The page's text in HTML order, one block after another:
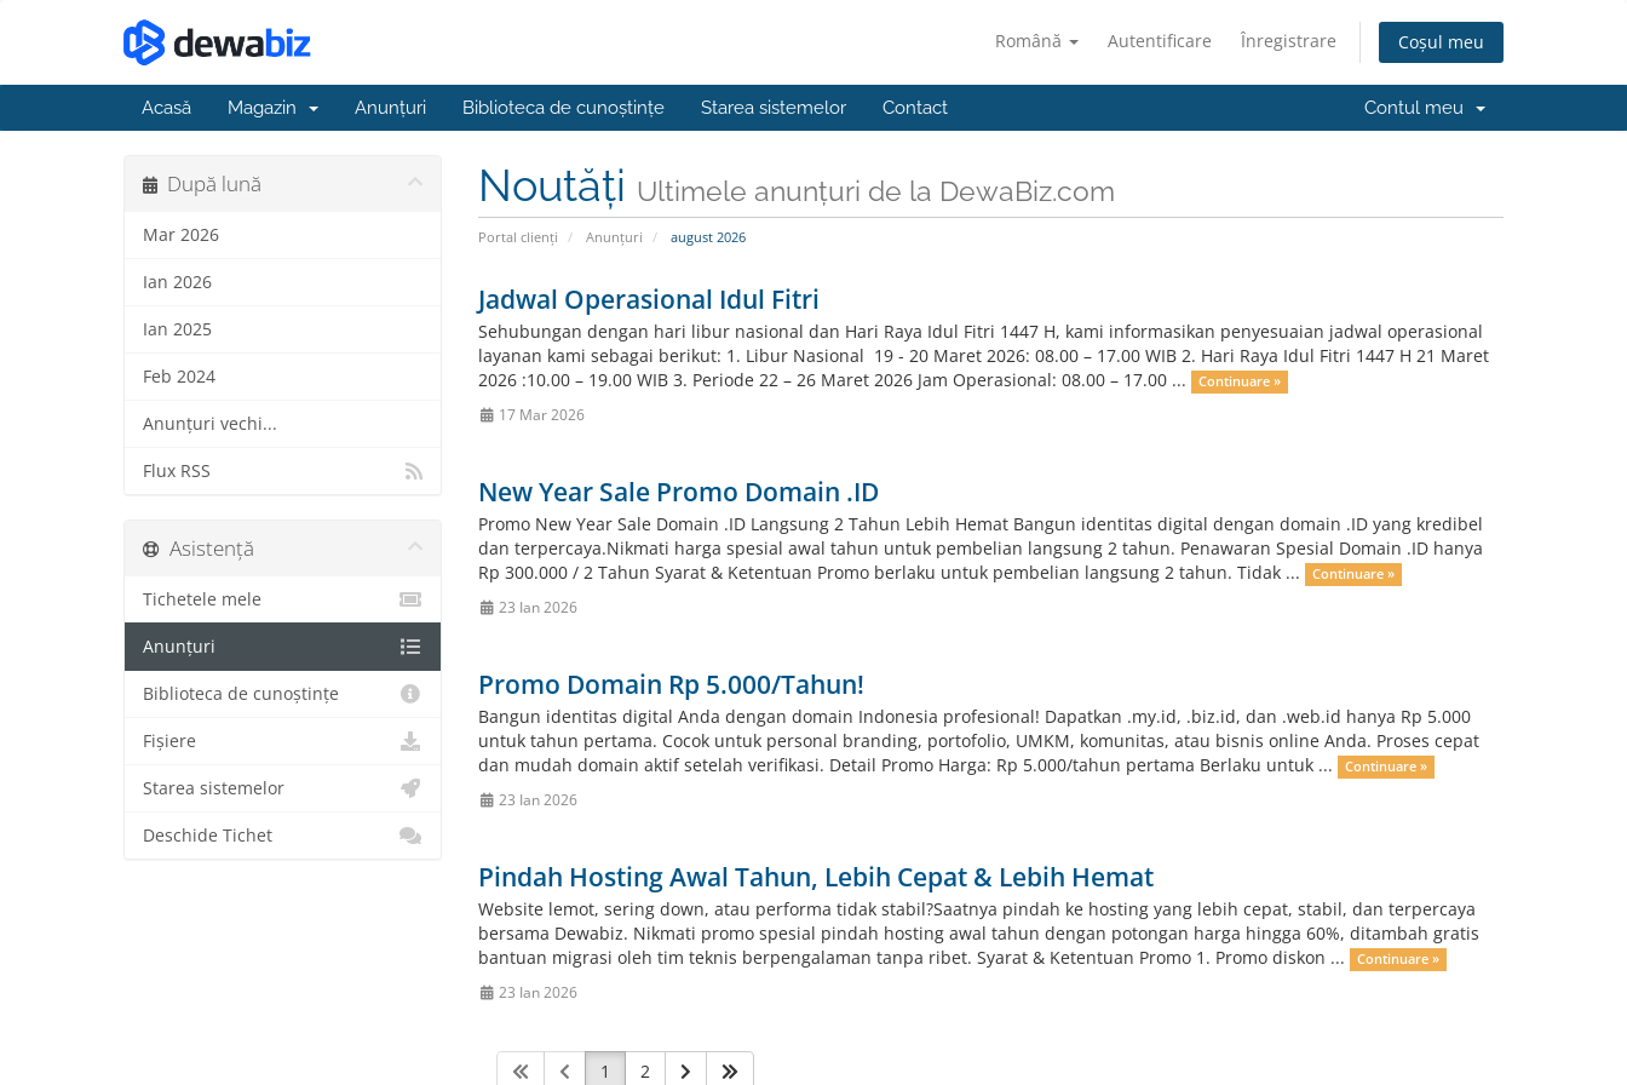
Română Autentificare Înregistrare Coșul meu
Acasă Magazin Anunțuri Biblioteca de cunoștințe Starea sistemelor Contact Contul meu
Noutăți Ultimele anunțuri de la DewaBiz.com
Portal clienți Anunțuri august 2026
După lună
Mar 2026
Ian 2026
Ian 2025
Feb 2024
Anunțuri vechi...
Flux RSS
Jadwal Operasional Idul Fitri
Sehubungan dengan hari libur nasional dan Hari Raya Idul Fitri 1447 H, kami informasikan penyesuaian jadwal operasional
layanan kami sebagai berikut: 1. Libur Nasional 19 - 20 Maret 2026: 08.00 – 17.00 WIB 2. Hari Raya Idul Fitri 1447 H 21 Maret
2026 :10.00 – 19.00 WIB 3. Periode 22 – 26 Maret 2026 Jam Operasional: 08.00 – 17.00 ...
Continuare »
17 Mar 2026
New Year Sale Promo Domain .ID
Promo New Year Sale Domain .ID Langsung 2 Tahun Lebih Hemat Bangun identitas digital dengan domain .ID yang kredibel
dan terpercaya.Nikmati harga spesial awal tahun untuk pembelian langsung 2 tahun. Penawaran Spesial Domain .ID hanya
Rp 300.000 / 2 Tahun Syarat & Ketentuan Promo berlaku untuk pembelian langsung 2 tahun. Tidak ...
Continuare »
23 Ian 2026
Promo Domain Rp 5.000/Tahun!
Bangun identitas digital Anda dengan domain Indonesia profesional! Dapatkan .my.id, .biz.id, dan .web.id hanya Rp 5.000
untuk tahun pertama. Cocok untuk personal branding, portofolio, UMKM, komunitas, atau bisnis online Anda. Proses cepat
dan mudah domain aktif setelah verifikasi. Detail Promo Harga: Rp 5.000/tahun pertama Berlaku untuk ...
Continuare »
23 Ian 2026
Pindah Hosting Awal Tahun, Lebih Cepat & Lebih Hemat
Website lemot, sering down, atau performa tidak stabil?Saatnya pindah ke hosting yang lebih cepat, stabil, dan terpercaya
bersama Dewabiz. Nikmati promo spesial pindah hosting awal tahun dengan potongan harga hingga 60%, ditambah gratis
bantuan migrasi oleh tim teknis berpengalaman tanpa ribet. Syarat & Ketentuan Promo 1. Promo diskon ...
Continuare »
23 Ian 2026
1 2
Asistență
Tichetele mele
Anunțuri
Biblioteca de cunoștințe
Fișiere
Starea sistemelor
Deschide Tichet